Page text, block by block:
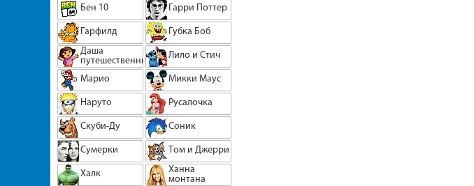
Бен 10
Гарри Поттер
Гарфилд
Губка Боб
Даша
путешественница
Лило и Стич
Марио
Микки Маус
Наруто
Русалочка
Скуби-Ду
Соник
Сумерки
Том и Джерри
Халк
Ханна
монтана